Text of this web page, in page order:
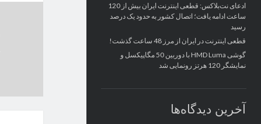
ادعای نت‌بلاکس: قطعی اینترنت ایران بیش از 120
ساعت ادامه یافت؛ اتصال کشور به حدود یک درصد
رسید
قطعی اینترنت در ایران از مرز 48 ساعت گذشت!
گوشی HMD Luma با دوربین 50 مگاپیکسل و
نمایشگر 120 هرتز رونمایی شد
آخرین دیدگاه‌ها